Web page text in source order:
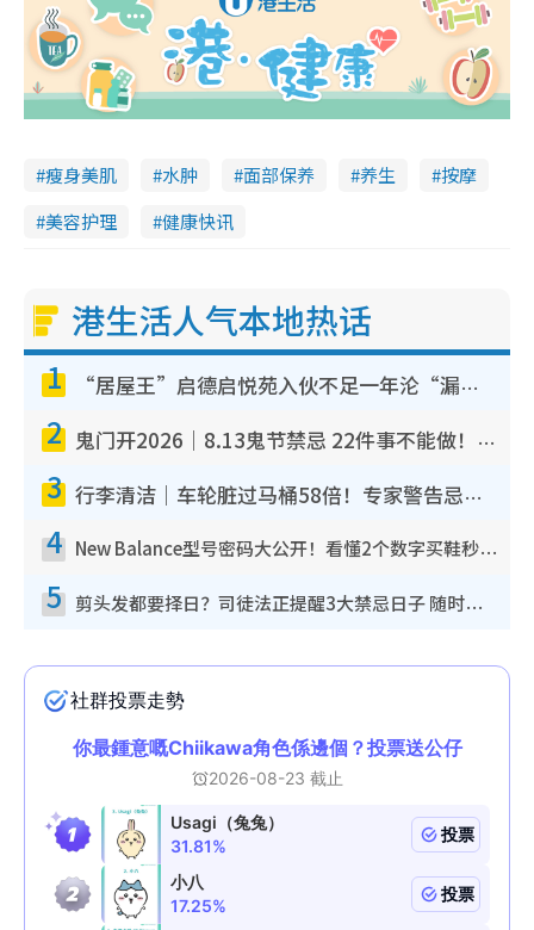
瘦身美肌 水肿 面部保养 养生
按摩
美容护理
健康快讯
港生活人气本地热话
1 “居屋王”启德启悦苑入伙不足一年沦“漏水之王”！插座喷火花致大停电 多户业主全屋家电报废
2 鬼门开2026｜8.13鬼节禁忌 22件事不能做！烧肉、刺身要少食？半夜勿吹口哨/打给个电话
3 行李清洁｜车轮脏过马桶58倍！专家警告忌用酒精擦 教1招免脏手除菌
4 New Balance型号密码大公开！看懂2个数字买鞋秒知功能免中伏 附5大热门鞋款
5 剪头发都要择日？司徒法正提醒3大禁忌日子 随时剪走财运！这日剪发恐“剪寿命”？